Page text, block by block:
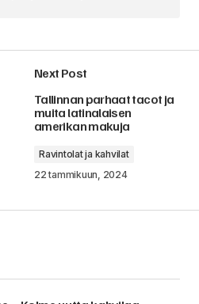
Next Post
Tallinnan parhaat tacot ja
muita latinalaisen
amerikan makuja
Ravintolat ja kahvilat
22 tammikuun, 2024